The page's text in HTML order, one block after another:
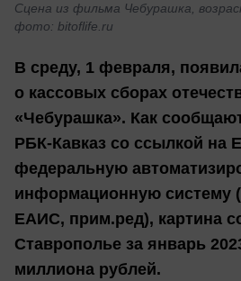
Сцена из фильма Чебурашка,
фото: bitoflife.ru
В среду, 1 февраля,
о кассовых сборах
«Чебурашка». Как
РБК-Кавказ со ссылкой на
федеральную
информационную систему
ЕАИС, прим.ред), картина
Ставрополье за январь
миллиона рублей.